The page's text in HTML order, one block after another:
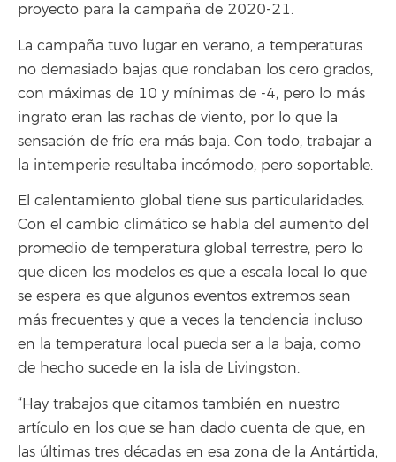
proyecto para la campaña de 2020-21.
La campaña tuvo lugar en verano, a temperaturas
no demasiado bajas que rondaban los cero grados,
con máximas de 10 y mínimas de -4, pero lo más
ingrato eran las rachas de viento, por lo que la
sensación de frío era más baja. Con todo, trabajar a
la intemperie resultaba incómodo, pero soportable.
El calentamiento global tiene sus particularidades.
Con el cambio climático se habla del aumento del
promedio de temperatura global terrestre, pero lo
que dicen los modelos es que a escala local lo que
se espera es que algunos eventos extremos sean
más frecuentes y que a veces la tendencia incluso
en la temperatura local pueda ser a la baja, como
de hecho sucede en la isla de Livingston.
“Hay trabajos que citamos también en nuestro
artículo en los que se han dado cuenta de que, en
las últimas tres décadas en esa zona de la Antártida,